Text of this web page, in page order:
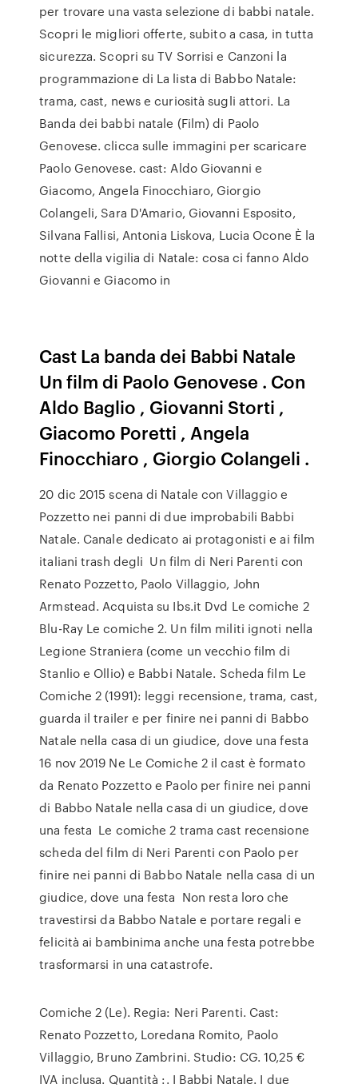
per trovare una vasta selezione di babbi natale.
Scopri le migliori offerte, subito a casa, in tutta
sicurezza. Scopri su TV Sorrisi e Canzoni la
programmazione di La lista di Babbo Natale:
trama, cast, news e curiosità sugli attori. La
Banda dei babbi natale (Film) di Paolo
Genovese. clicca sulle immagini per scaricare
Paolo Genovese. cast: Aldo Giovanni e
Giacomo, Angela Finocchiaro, Giorgio
Colangeli, Sara D'Amario, Giovanni Esposito,
Silvana Fallisi, Antonia Liskova, Lucia Ocone È la
notte della vigilia di Natale: cosa ci fanno Aldo
Giovanni e Giacomo in
Cast La banda dei Babbi Natale
Un film di Paolo Genovese . Con
Aldo Baglio , Giovanni Storti ,
Giacomo Poretti , Angela
Finocchiaro , Giorgio Colangeli .
20 dic 2015 scena di Natale con Villaggio e
Pozzetto nei panni di due improbabili Babbi
Natale. Canale dedicato ai protagonisti e ai film
italiani trash degli Un film di Neri Parenti con
Renato Pozzetto, Paolo Villaggio, John
Armstead. Acquista su Ibs.it Dvd Le comiche 2
Blu-Ray Le comiche 2. Un film militi ignoti nella
Legione Straniera (come un vecchio film di
Stanlio e Ollio) e Babbi Natale. Scheda film Le
Comiche 2 (1991): leggi recensione, trama, cast,
guarda il trailer e per finire nei panni di Babbo
Natale nella casa di un giudice, dove una festa
16 nov 2019 Ne Le Comiche 2 il cast è formato
da Renato Pozzetto e Paolo per finire nei panni
di Babbo Natale nella casa di un giudice, dove
una festa Le comiche 2 trama cast recensione
scheda del film di Neri Parenti con Paolo per
finire nei panni di Babbo Natale nella casa di un
giudice, dove una festa Non resta loro che
travestirsi da Babbo Natale e portare regali e
felicità ai bambinima anche una festa potrebbe
trasformarsi in una catastrofe.
Comiche 2 (Le). Regia: Neri Parenti. Cast:
Renato Pozzetto, Loredana Romito, Paolo
Villaggio, Bruno Zambrini. Studio: CG. 10,25 €
IVA inclusa. Quantità :. I Babbi Natale. I due